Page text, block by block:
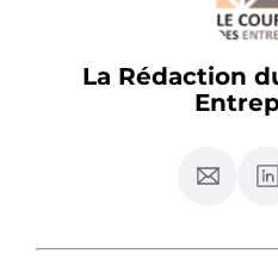
La Rédaction